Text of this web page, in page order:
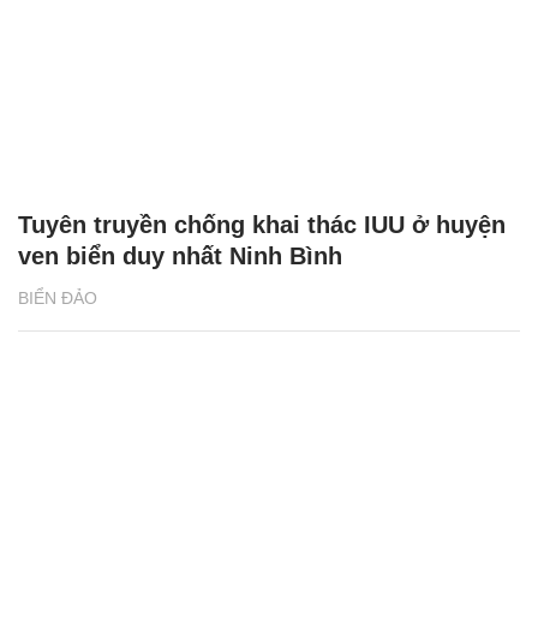
BIỂN ĐẢO
Tuyên truyền chống khai thác IUU ở huyện
ven biển duy nhất Ninh Bình